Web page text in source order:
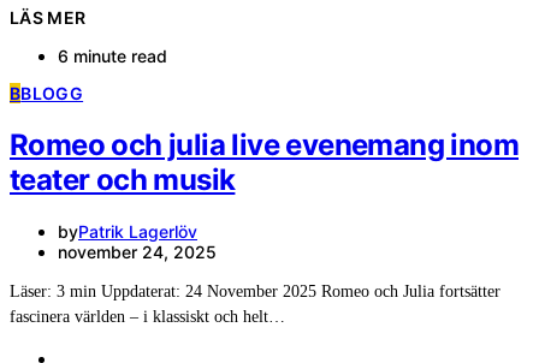
LÄS MER
6 minute read
BBLOGG
Romeo och julia live evenemang inom
teater och musik
byPatrik Lagerlöv
november 24, 2025
Läser: 3 min Uppdaterat: 24 November 2025 Romeo och Julia fortsätter
fascinera världen – i klassiskt och helt…